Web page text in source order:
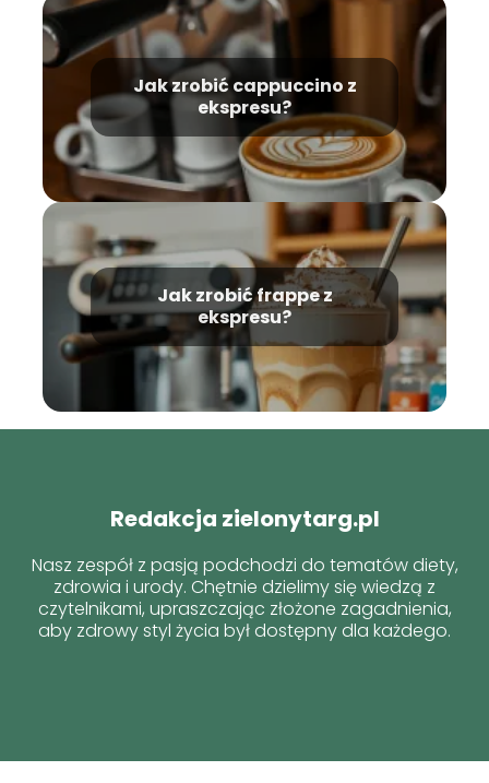
Jak zrobić cappuccino z
ekspresu?
Jak zrobić frappe z
ekspresu?
Redakcja zielonytarg.pl
Nasz zespół z pasją podchodzi do tematów diety,
zdrowia i urody. Chętnie dzielimy się wiedzą z
czytelnikami, upraszczając złożone zagadnienia,
aby zdrowy styl życia był dostępny dla każdego.